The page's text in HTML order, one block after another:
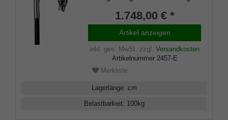
Silber mit einem fein
herausgearbeitetem Wolfskopf,
aufgesetzt auf einen Stock aus
edlem Makassar Ebenholz,
inklusiv Schlankpuffer.
1.748,00 € *
Artikel anzeigen
inkl. ges. MwSt. zzgl. Versandkosten
Artikelnummer 2457-E
Merkliste
Lagerlänge: cm
Belastbarkeit: 100kg